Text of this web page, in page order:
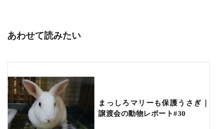
あわせて読みたい
まっしろマリーも保護うさぎ｜
譲渡会の動物レポート#30